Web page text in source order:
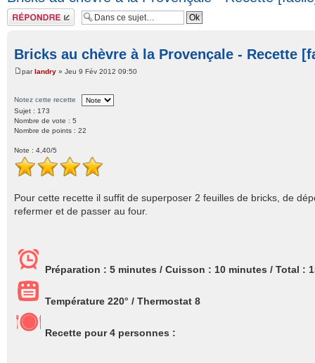
Répondre
Bricks au chèvre à la Provençale - Recette
parlandry » Jeu 9 Fév 2012 09:50
Notez cette recette
Sujet : 173
Nombre de vote : 5
Nombre de points : 22
Note : 4,40/5
Pour cette recette il suffit de superposer 2 feuilles de bricks, de
refermer et de passer au four.
Préparation : 5 minutes / Cuisson : 10 minutes / Total :
Température 220° / Thermostat 8
Recette pour4 personnes :